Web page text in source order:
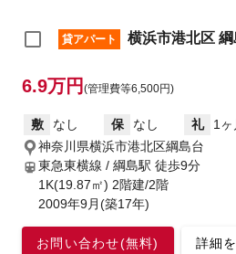
貸アパート 横浜市港北区
6.9万円 (管理費等6,500円)
敷 なし 保 なし 礼
1ヶ
神奈川県横浜市港北区綱島台
東急東横線 / 綱島駅 徒歩9分
1K(19.87㎡) 2階建/2階
2009年9月(築17年)
お問い合わせ(無料) 詳細